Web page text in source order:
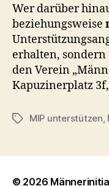
Wer darüber
beziehungsweise
erhalten, sondern
den Verein
Kapuzinerplatz 3f,
Schlagwörter
MIP unterstützen,
© 2026